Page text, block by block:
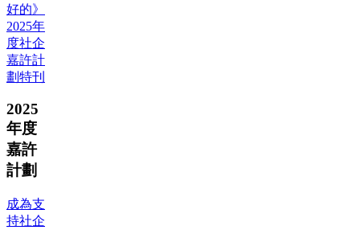
好的》
2025年
度社企
嘉許計
劃特刊
2025
年度
嘉許
計劃
成為支
持社企